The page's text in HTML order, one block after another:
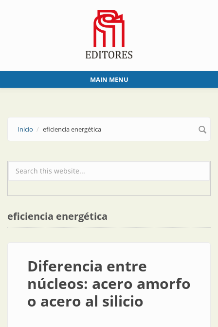
MAIN MENU
Inicio eficiencia energética
Formulario de búsqueda
eficiencia energética
Diferencia entre
núcleos: acero amorfo
o acero al silicio